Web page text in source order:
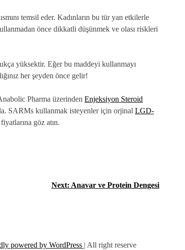
temsil eder. Kadınların bu tür yan etkilerle
önce dikkatli düşünmek ve olası riskleri
yüksektir. Eğer bu maddeyi kullanmayı
her şeyden önce gelir!
Pharma üzerinden Enjeksiyon Steroid
SARMs kullanmak isteyenler için orjinal LGD-
fiyatlarına göz atın.
Next: Anavar ve Protein Dengesi
powered by WordPress | All right reserve